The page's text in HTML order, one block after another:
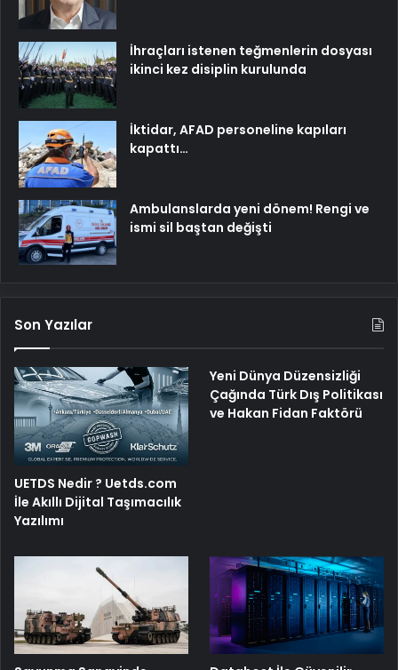
İhraçları istenen teğmenlerin dosyası
ikinci kez disiplin kurulunda
İktidar, AFAD personeline kapıları
kapattı…
Ambulanslarda yeni dönem! Rengi ve
ismi sil baştan değişti
Son Yazılar
UETDS Nedir ? Uetds.com
İle Akıllı Dijital Taşımacılık
Yazılımı
Yeni Dünya Düzensizliği
Çağında Türk Dış Politikası
ve Hakan Fidan Faktörü